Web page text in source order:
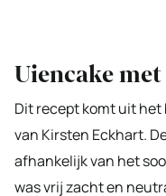
Uiencake
Dit recept komt uit het
van Kirsten Eckhart.
afhankelijk van het
was vrij zacht en